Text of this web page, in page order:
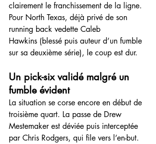
clairement le franchissement de la ligne.
Pour North Texas, déjà privé de son
running back vedette Caleb
Hawkins (blessé puis auteur d’un fumble
sur sa deuxième série), le coup est dur.
Un pick-six validé malgré un
fumble évident
La situation se corse encore en début de
troisième quart. La passe de Drew
Mestemaker est déviée puis interceptée
par Chris Rodgers, qui file vers l’en-but.